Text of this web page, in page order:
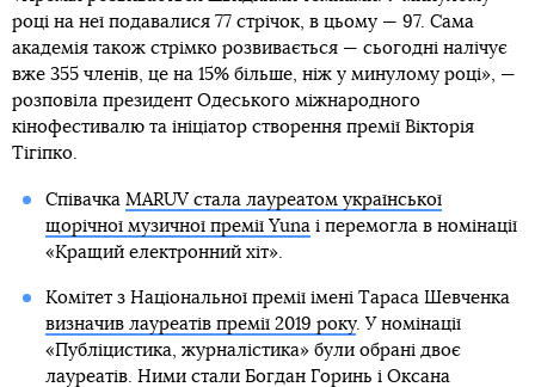
році на неї подавалися 77 стрічок, в цьому — 97. Сама
академія також стрімко розвивається — сьогодні налічує
вже 355 членів, це на 15% більше, ніж у минулому році», —
розповіла президент Одеського міжнародного
кінофестивалю та ініціатор створення премії Вікторія
Тігіпко.
Співачка MARUV стала лауреатом української
щорічної музичної премії Yuna і перемогла в номінації
«Кращий електронний хіт».
Комітет з Національної премії імені Тараса Шевченка
визначив лауреатів премії 2019 року. У номінації
«Публіцистика, журналістика» були обрані двоє
лауреатів. Ними стали Богдан Горинь і Оксана